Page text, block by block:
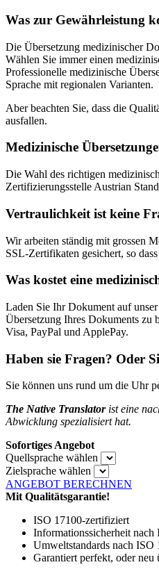
Was zur Gewährleistung
Die Übersetzung medizinischer
Wählen Sie immer einen
Professionelle medizinische
Sprache mit regionalen Varianten.
Aber beachten Sie, dass die
ausfallen.
Medizinische
Die Wahl des richtigen
Zertifizierungsstelle Austrian
Vertraulichkeit ist keine
Wir arbeiten ständig mit grossen
SSL-Zertifikaten gesichert, so
Was kostet eine
Laden Sie Ihr Dokument auf unser
Übersetzung Ihres Dokuments zu
Visa, PayPal und ApplePay.
Haben sie Fragen? Oder
Sie können uns rund um die Uhr
The Native Translatorist eine
Abwicklung spezialisiert hat.
Sofortiges Angebot
Quellsprache wählen
Zielsprache wählen
ANGEBOT BERECHNEN
Mit Qualitätsgarantie!
ISO 17100-zertifiziert
Informationssicherheit nach
Umweltstandards nach ISO
Garantiert perfekt, oder neu